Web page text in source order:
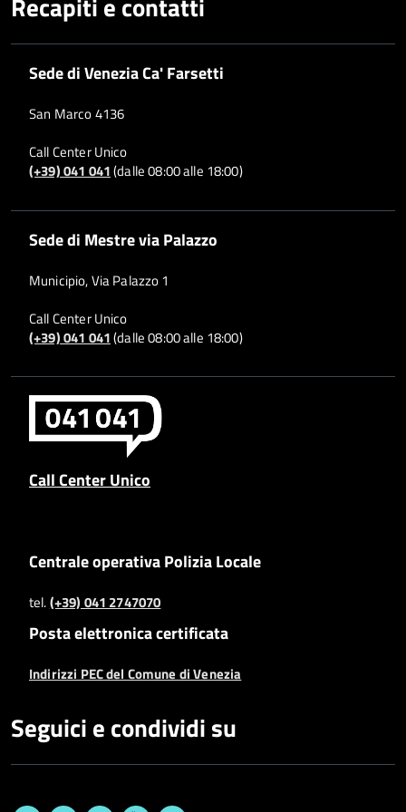
Recapiti e contatti
Sede di Venezia Ca' Farsetti
San Marco 4136
Call Center Unico
(+39) 041 041(dalle 08:00 alle 18:00)
Sede di Mestre via Palazzo
Municipio, Via Palazzo 1
Call Center Unico
(+39) 041 041(dalle 08:00 alle 18:00)
Call Center Unico
Centrale operativa Polizia Locale
tel.(+39) 041 2747070
Posta elettronica certificata
Indirizzi PEC del Comune di Venezia
Seguici e condividi su